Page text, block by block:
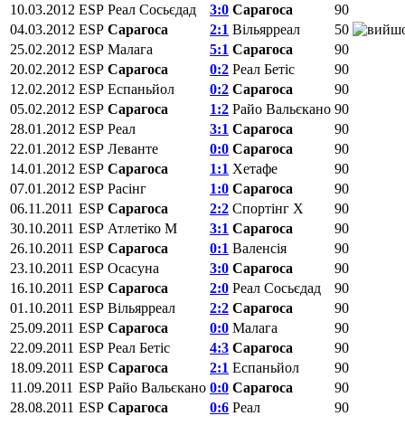
10.03.2012 ESP Реал Сосьєдад 3:0 Сарагоса
90
04.03.2012 ESP Сарагоса 2:1 Вільярреал
50
25.02.2012 ESP Малага 5:1 Сарагоса
90
20.02.2012 ESP Сарагоса 0:2 Реал Бетіс
90
12.02.2012 ESP Еспаньйол 0:2 Сарагоса
90
05.02.2012 ESP Сарагоса 1:2 Райо Вальєкано 90
28.01.2012 ESP Реал 3:1 Сарагоса
90
22.01.2012 ESP Леванте 0:0 Сарагоса
90
14.01.2012 ESP Сарагоса 1:1 Хетафе
90
07.01.2012 ESP Расінг 1:0 Сарагоса
90
06.11.2011 ESP Сарагоса 2:2 Спортінг Х
90
30.10.2011 ESP Атлетіко М 3:1 Сарагоса
90
26.10.2011 ESP Сарагоса 0:1 Валенсія
90
23.10.2011 ESP Осасуна 3:0 Сарагоса
90
16.10.2011 ESP Сарагоса 2:0 Реал Сосьєдад
90
01.10.2011 ESP Вільярреал 2:2 Сарагоса
90
25.09.2011 ESP Сарагоса 0:0 Малага
90
22.09.2011 ESP Реал Бетіс 4:3 Сарагоса
90
18.09.2011 ESP Сарагоса 2:1 Еспаньйол
90
11.09.2011 ESP Райо Вальєкано 0:0 Сарагоса
90
28.08.2011 ESP Сарагоса 0:6 Реал 90